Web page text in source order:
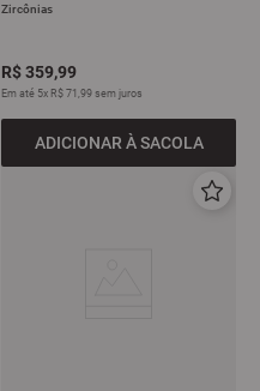
Zircônias
R$359,99
Em até 5x R$ 71,99 sem juros
ADICIONAR À SACOLA